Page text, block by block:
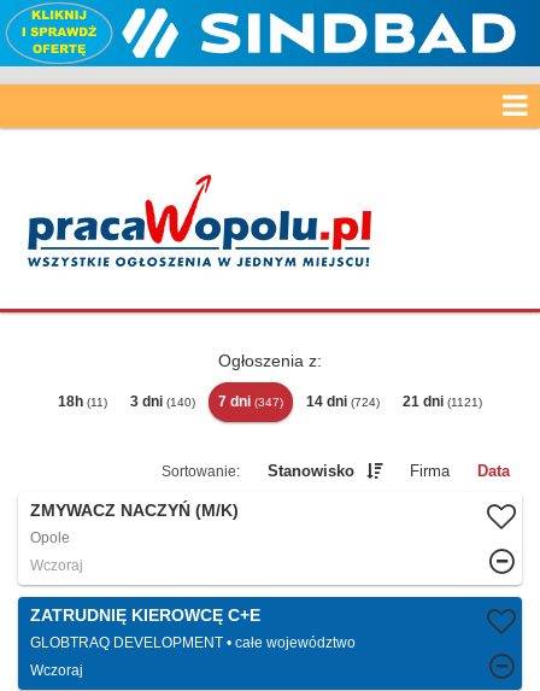
Ogłoszenia z:
18h (11) 3 dni (140) 7 dni (347) 14 dni (724) 21 dni (1121)
Stanowisko Firma Data
ZMYWACZ NACZYŃ (M/K)
Opole
Wczoraj
ZATRUDNIĘ KIEROWCĘ C+E
GLOBTRAQ DEVELOPMENT
całe województwo
Wczoraj